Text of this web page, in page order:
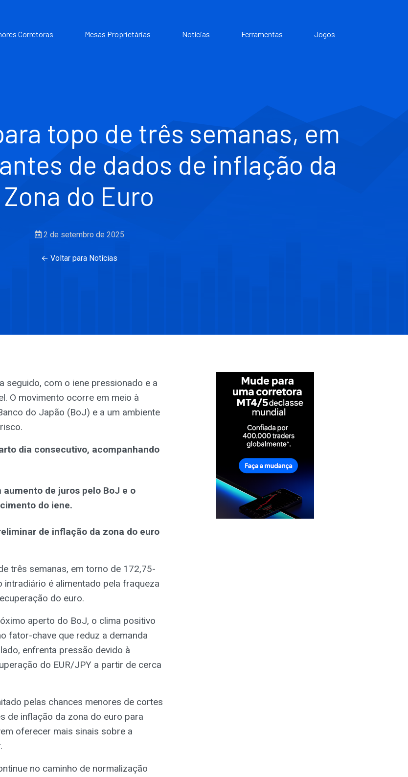
Corretoras Mesas Proprietárias Notícias Ferramentas Jogos
topo de três semanas, em
de dados de inflação da
Zona do Euro
2 de setembro de 2025
← Voltar para Notícias
seguido, com o iene pressionado e a
O movimento ocorre em meio à
do Japão (BoJ) e a um ambiente
dia consecutivo, acompanhando
de juros pelo BoJ e o
do iene.
de inflação da zona do euro
três semanas, em torno de 172,75-
é alimentado pela fraqueza
do euro.
aperto do BoJ, o clima positivo
fator-chave que reduz a demanda
enfrenta pressão devido à
do EUR/JPY a partir de cerca
pelas chances menores de cortes
de inflação da zona do euro para
oferecer mais sinais sobre a
no caminho de normalização